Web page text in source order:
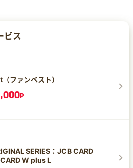
ビス
ファンベスト）
P
SERIES：JCB CARD
W plus L